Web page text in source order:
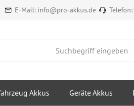
E-Mail: info@pro-akkus.de Telefon:
Akkus Geräte Akkus